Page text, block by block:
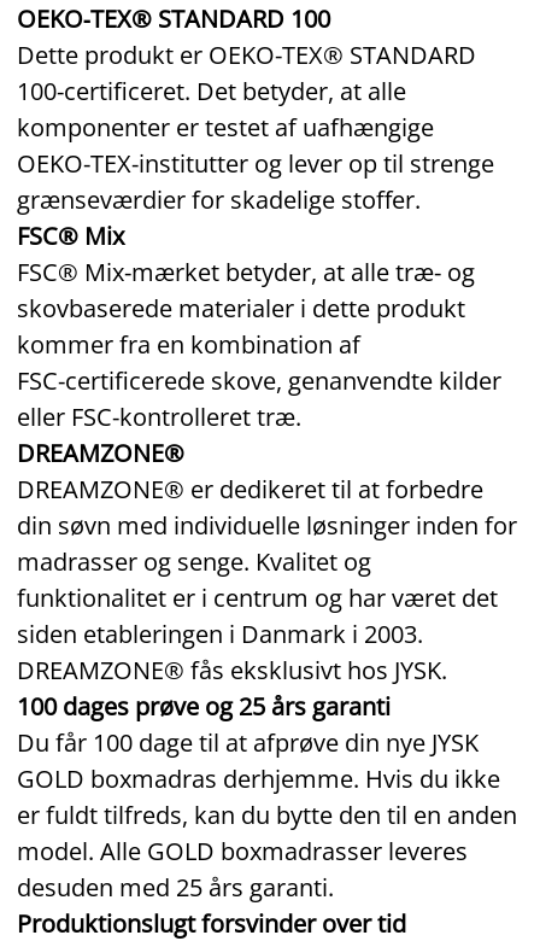
OEKO‑TEX® STANDARD 100
Dette produkt er OEKO‑TEX® STANDARD
100‑certificeret. Det betyder, at alle
komponenter er testet af uafhængige
OEKO‑TEX‑institutter og lever op til strenge
grænseværdier for skadelige stoffer.
FSC® Mix
FSC® Mix‑mærket betyder, at alle træ‑ og
skovbaserede materialer i dette produkt
kommer fra en kombination af
FSC‑certificerede skove, genanvendte kilder
eller FSC‑kontrolleret træ.
DREAMZONE®
DREAMZONE® er dedikeret til at forbedre
din søvn med individuelle løsninger inden for
madrasser og senge. Kvalitet og
funktionalitet er i centrum og har været det
siden etableringen i Danmark i 2003.
DREAMZONE® fås eksklusivt hos JYSK.
100 dages prøve og 25 års garanti
Du får 100 dage til at afprøve din nye JYSK
GOLD boxmadras derhjemme. Hvis du ikke
er fuldt tilfreds, kan du bytte den til en anden
model. Alle GOLD boxmadrasser leveres
desuden med 25 års garanti.
Produktionslugt forsvinder over tid